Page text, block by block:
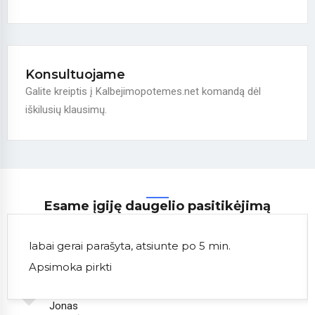
Konsultuojame
Galite kreiptis į Kalbejimopotemes.net komandą dėl
iškilusių klausimų.
Esame įgiję daugelio pasitikėjimą
labai gerai parašyta, atsiunte po 5 min.
Apsimoka pirkti
Jonas